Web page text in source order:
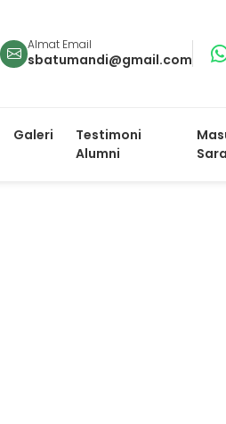
Almat Email
sbatumandi@gmail.com
Galeri
Testimoni
Alumni